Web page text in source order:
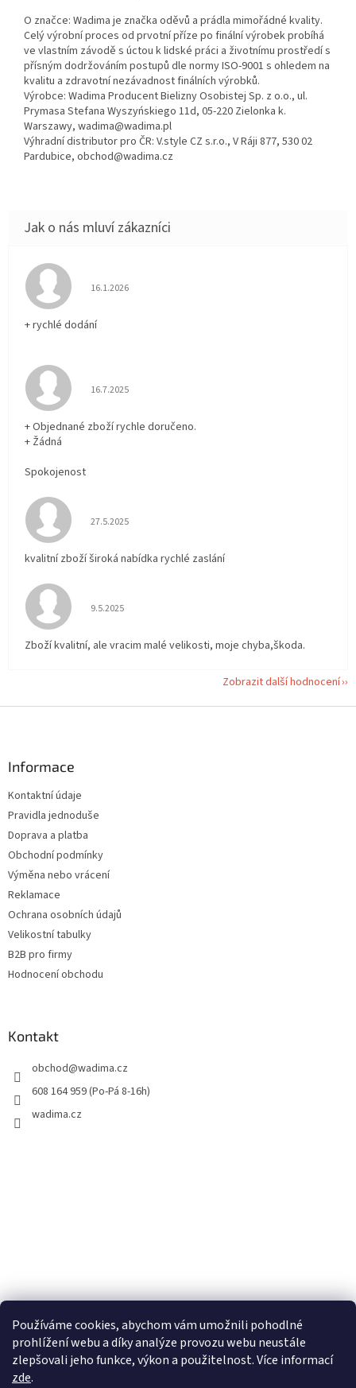
Používáme cookies, abychom vám umožnili pohodlné
prohlížení webu a díky analýze provozu webu neustále
zlepšovali jeho funkce, výkon a použitelnost. Více informací
zde.
O značce: Wadima je značka oděvů a prádla mimořádné kvality.
Celý výrobní proces od prvotní příze po finální výrobek probíhá
ve vlastním závodě s úctou k lidské práci a životnímu prostředí s
přísným dodržováním postupů dle normy ISO-9001 s ohledem na
kvalitu a zdravotní nezávadnost finálních výrobků.
Výrobce: Wadima Producent Bielizny Osobistej Sp. z o.o., ul.
Prymasa Stefana Wyszyńskiego 11d, 05-220 Zielonka k.
Warszawy, wadima@wadima.pl
Výhradní distributor pro ČR: V.style CZ s.r.o., V Ráji 877, 530 02
Pardubice, obchod@wadima.cz
Hodnocení obchodu je 5 z 5 hvězdiček.
16.1.2026
+ rychlé dodání
Hodnocení obchodu je 5 z 5 hvězdiček.
16.7.2025
+ Objednané zboží rychle doručeno.
+ Žádná
Spokojenost
Hodnocení obchodu je 5 z 5 hvězdiček.
27.5.2025
kvalitní zboží široká nabídka rychlé zaslání
Hodnocení obchodu je 5 z 5 hvězdiček.
9.5.2025
Zboží kvalitní, ale vracim malé velikosti, moje chyba,škoda.
Zobrazit další hodnocení
Informace
Kontaktní údaje
Pravidla jednoduše
Doprava a platba
Obchodní podmínky
Výměna nebo vrácení
Reklamace
Ochrana osobních údajů
Velikostní tabulky
B2B pro firmy
Hodnocení obchodu
Kontakt
obchod@wadima.cz
608 164 959 (Po-Pá 8-16h)
wadima.cz